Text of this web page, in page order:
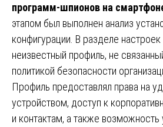
программ-шпионов на
этапом был выполнен анализ
конфигурации. В разделе
неизвестный профиль, не
политикой безопасности
Профиль предоставлял права на
устройством, доступ к
и контактам, а также возможность